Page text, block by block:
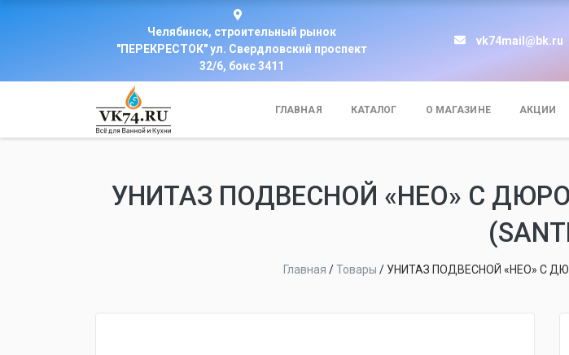
Челябинск, строительный рынок
"ПЕРЕКРЕСТОК" ул. Свердловский проспект
32/6, бокс 3411
vk74mail@bk.ru
ГЛАВНАЯ КАТАЛОГ О МАГАЗИНЕ АКЦИИ
УНИТАЗ ПОДВЕСНОЙ «НЕО» С ДЮРО-
Главная /Товары / УНИТАЗ ПОДВЕСНОЙ «НЕО» С